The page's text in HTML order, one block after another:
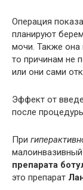
Операция
планируют
мочи. Также
то причинам не
или они сами
Эффект от
после
При
препарата
это препарат